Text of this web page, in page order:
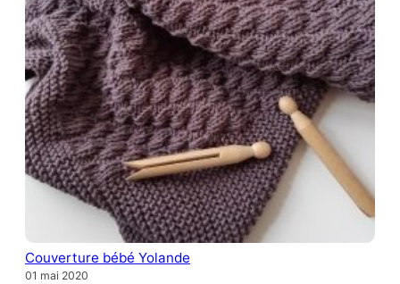
Couverture bébé Yolande
01 mai 2020